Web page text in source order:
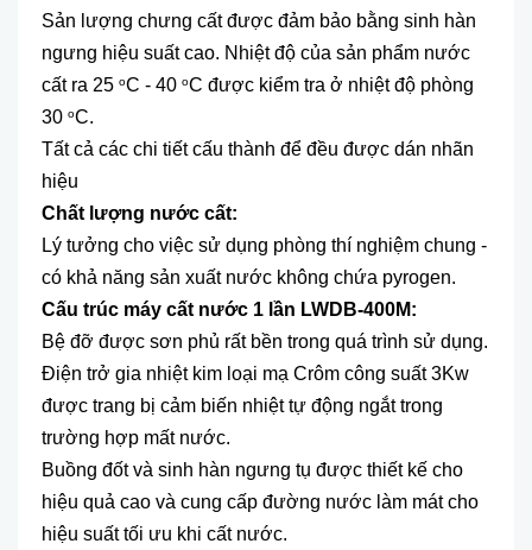
Sản lượng chưng cất được đảm bảo bằng sinh hàn
ngưng hiệu suất cao. Nhiệt độ của sản phẩm nước
cất ra 25 oC - 40 oC được kiểm tra ở nhiệt độ phòng
30 oC.
Tất cả các chi tiết cấu thành để đều được dán nhãn
hiệu
Chất lượng nước cất:
Lý tưởng cho việc sử dụng phòng thí nghiệm chung -
có khả năng sản xuất nước không chứa pyrogen.
Cấu trúc máy cất nước 1 lần LWDB-400M:
Bệ đỡ được sơn phủ rất bền trong quá trình sử dụng.
Điện trở gia nhiệt kim loại mạ Crôm công suất 3Kw
được trang bị cảm biến nhiệt tự động ngắt trong
trường hợp mất nước.
Buồng đốt và sinh hàn ngưng tụ được thiết kế cho
hiệu quả cao và cung cấp đường nước làm mát cho
hiệu suất tối ưu khi cất nước.